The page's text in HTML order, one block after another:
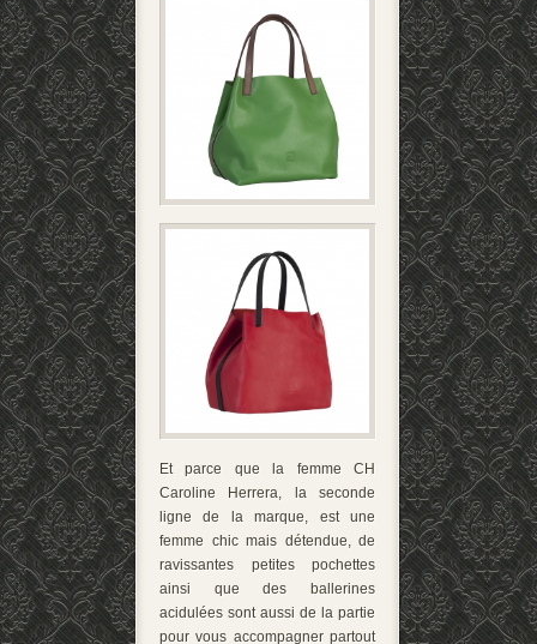
Et parce que la femme CH
Caroline Herrera, la seconde
ligne de la marque, est une
femme chic mais détendue, de
ravissantes petites pochettes
ainsi que des ballerines
acidulées sont aussi de la partie
pour vous accompagner partout